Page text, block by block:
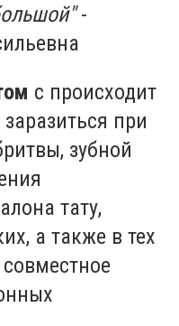
-
с происходит
при
зубной
тату,
а также в тех